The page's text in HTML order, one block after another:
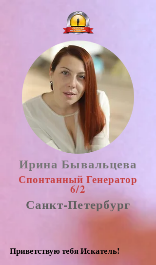
Ирина Бывальцева
Спонтанный Генератор
6/2
Санкт-Петербург
Приветствую тебя Искатель!